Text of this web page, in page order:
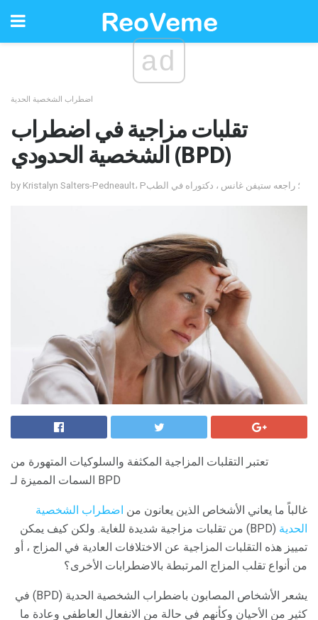
ad
اضطراب الشخصية الحدية
تقلبات مزاجية في اضطراب
الشخصية الحدودي (BPD)
by Kristalyn Salters-Pedneault، P؛ راجعه ستيفن غانس ، دكتوراه في الطب
تعتبر التقلبات المزاجية المكثفة والسلوكيات المتهورة من
السمات المميزة لـ BPD
غالباً ما يعاني الأشخاص الذين يعانون من اضطراب الشخصية
الحدية
(BPD) من تقلبات مزاجية شديدة للغاية. ولكن كيف يمكن
تمييز هذه التقلبات المزاجية عن الاختلافات العادية في المزاج ، أو
من أنواع تقلب المزاج المرتبطة بالاضطرابات الأخرى؟
يشعر الأشخاص المصابون باضطراب الشخصية الحدية (BPD) في
كثير من الأحيان وكأنهم في حالة من الانفعال العاطفي وعادة ما